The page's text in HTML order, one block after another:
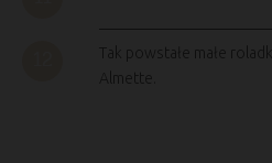
Tak powstałe małe
Almette.